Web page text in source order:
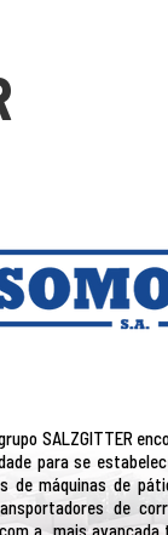
SALZGITTER
para se
de máquinas de
de
a mais avançada